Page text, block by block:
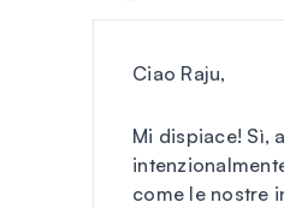
Ciao Raju,
Mi dispiace! Sì,
come le nostre